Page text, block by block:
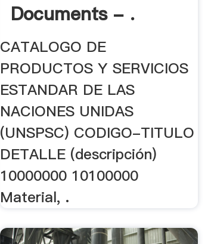
Documents - .
CATALOGO DE
PRODUCTOS Y SERVICIOS
ESTANDAR DE LAS
NACIONES UNIDAS
(UNSPSC) CODIGO-TITULO
DETALLE (descripción)
10000000 10100000
Material, .